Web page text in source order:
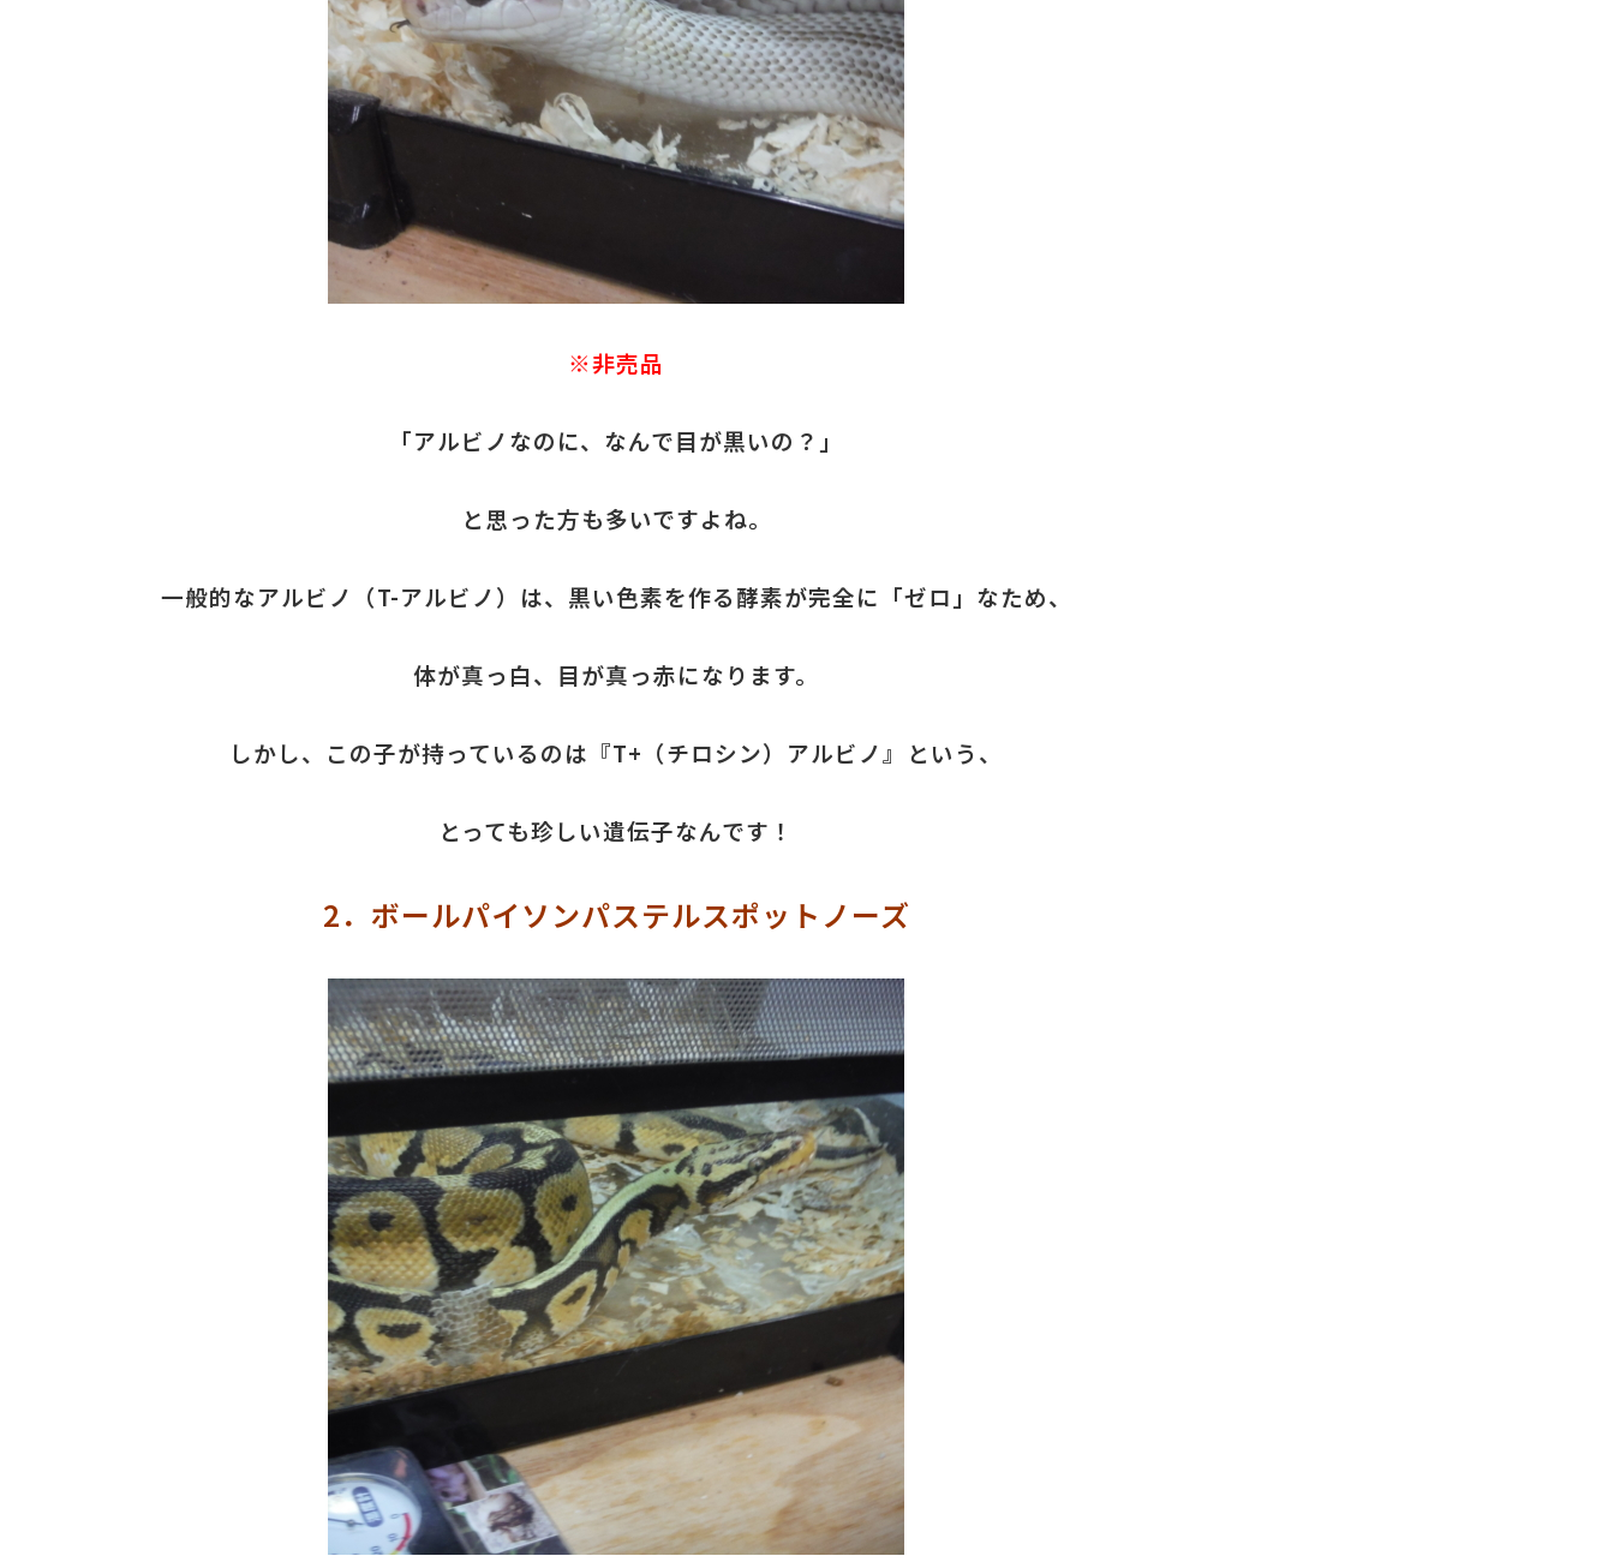
※非売品
「アルビノなのに、なんで目が黒いの？」
と思った方も多いですよね。
一般的なアルビノ（T-アルビノ）は、黒い色素を作る酵素が完全に「ゼロ」なため、
体が真っ白、目が真っ赤になります。
しかし、この子が持っているのは『T+（チロシン）アルビノ』という、
とっても珍しい遺伝子なんです！
2．ボールパイソンパステルスポットノーズ